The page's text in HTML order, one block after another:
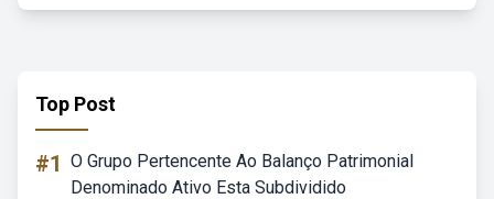
Top Post
#1 O Grupo Pertencente Ao Balanço Patrimonial
Denominado Ativo Esta Subdividido